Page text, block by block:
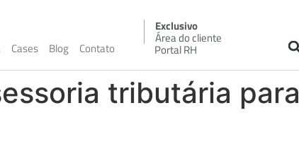
Cases Blog Contato
Exclusivo
Área do cliente
Portal RH
tributária para